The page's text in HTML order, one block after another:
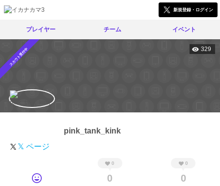
新規登録・ログイン
プレイヤー チーム イベント
スカウト受付中 329
pink_tank_kink
𝕏 ページ
0
0
0
0